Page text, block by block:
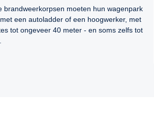
brandweerkorpsen moeten hun wagenpark
een autoladder of een hoogwerker, met
tot ongeveer 40 meter - en soms zelfs tot